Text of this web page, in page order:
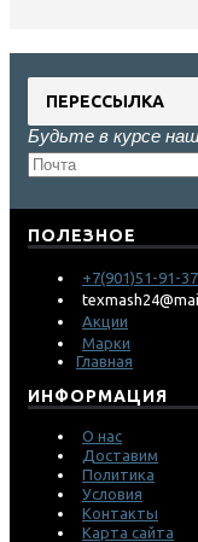
ПЕРЕССЫЛКА
Будьте в курсе
ПОЛЕЗНОЕ
+7(901)51-91-
Акции
Марки
Главная
ИНФОРМАЦИЯ
О нас
Доставим
Политика
Условия
Контакты
Карта сайта